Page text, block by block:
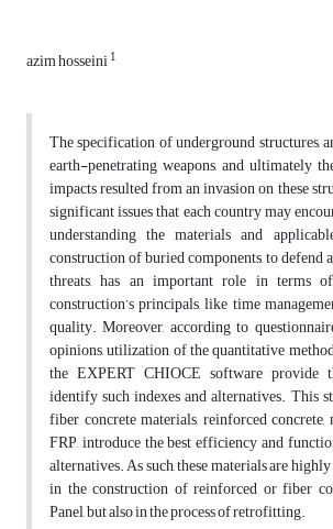
azim hosseini1
The specification of underground structures,
earth-penetrating weapons, and ultimately
impacts resulted from an invasion on these
significant issues that each country may
understanding the materials and
construction of buried components, to defend
threats, has an important role in terms
construction’s principals, like time
quality. Moreover, according to
opinions, utilization of the quantitative
the EXPERT CHIOCE software provide
identify such indexes and alternatives. This
fiber concrete materials, reinforced concrete,
FRP, introduce the best efficiency and
alternatives. As such, these materials are
in the construction of reinforced or fiber
Panel, but also in the process of retrofitting.